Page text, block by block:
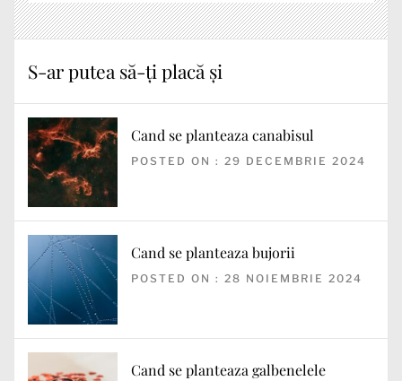
S-ar putea să-ți placă și
Cand se planteaza canabisul
POSTED ON : 29 DECEMBRIE 2024
Cand se planteaza bujorii
POSTED ON : 28 NOIEMBRIE 2024
Cand se planteaza galbenelele